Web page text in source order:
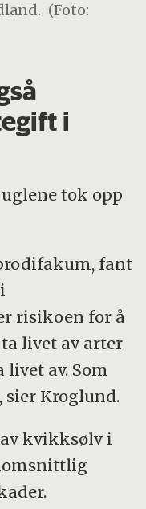
(Foto:
i
tok opp
fant
risikoen for å
livet av arter
av. Som
sier Kroglund.
kvikksølv i